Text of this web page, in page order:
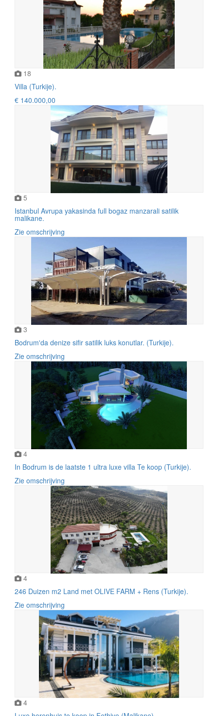
18
Villa (Turkije).
€ 140.000,00
5
Istanbul Avrupa yakasinda full bogaz manzarali satilik
malikane.
Zie omschrijving
3
Bodrum'da denize sifir satilik luks konutlar. (Turkije).
Zie omschrijving
4
In Bodrum is de laatste 1 ultra luxe villa Te koop (Turkije).
Zie omschrijving
4
246 Duizen m2 Land met OLIVE FARM + Rens (Turkije).
Zie omschrijving
4